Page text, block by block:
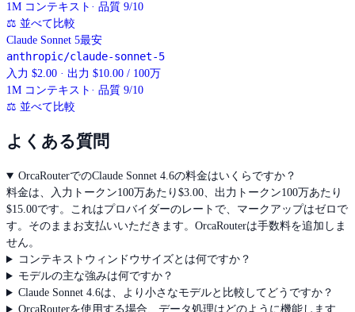
1M コンテキスト · 品質 9/10
⚖ 並べて比較
Claude Sonnet 5最安
anthropic/claude-sonnet-5
入力 $2.00 · 出力 $10.00 / 100万
1M コンテキスト · 品質 9/10
⚖ 並べて比較
よくある質問
OrcaRouterでのClaude Sonnet 4.6の料金はいくらですか？
料金は、入力トークン100万あたり$3.00、出力トークン100万あたり
$15.00です。これはプロバイダーのレートで、マークアップはゼロで
す。そのままお支払いいただきます。OrcaRouterは手数料を追加しま
せん。
コンテキストウィンドウサイズとは何ですか？
モデルの主な強みは何ですか？
Claude Sonnet 4.6は、より小さなモデルと比較してどうですか？
OrcaRouterを使用する場合、データ処理はどのように機能します